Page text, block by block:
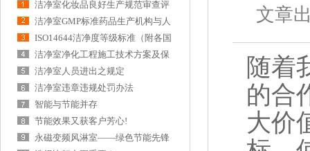
文章
随着
的合
大价
洁净室化妆品良好生产规范审查评
定项目
洁净室GMP标准药品生产机构与人
员
ISO14644洁净度等级标准（附各国
洁净标准）
洁净室净化工程施工技术方案及保
证措施
洁净室人员进出之规定
洁净室违章违规处罚办法
智能与节能并存
节能效果又获客户芳心!
永磁变频风淋室——绿色节能先锋